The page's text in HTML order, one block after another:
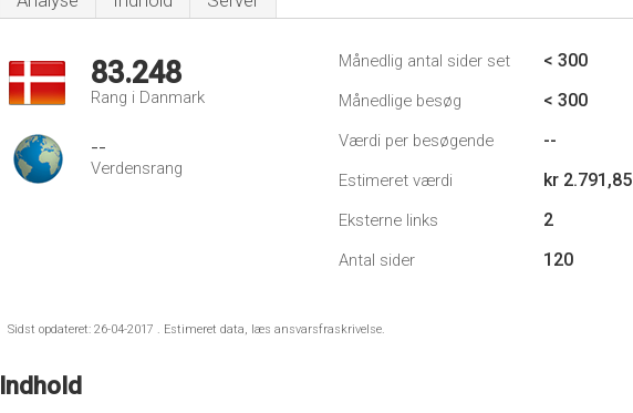
83.248
Rang i Danmark
--
Verdensrang
Månedlig antal sider set < 300
Månedlige besøg < 300
Værdi per besøgende --
Estimeret værdi kr 2.791,85
Eksterne links 2
Antal sider 120
Sidst opdateret: 26-04-2017 . Estimeret data, læs ansvarsfraskrivelse.
Indhold